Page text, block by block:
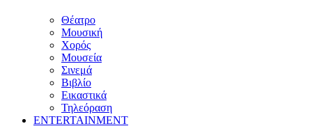
Θέατρο
Μουσική
Χορός
Μουσεία
Σινεμά
Βιβλίο
Εικαστικά
Τηλεόραση
ENTERTAINMENT